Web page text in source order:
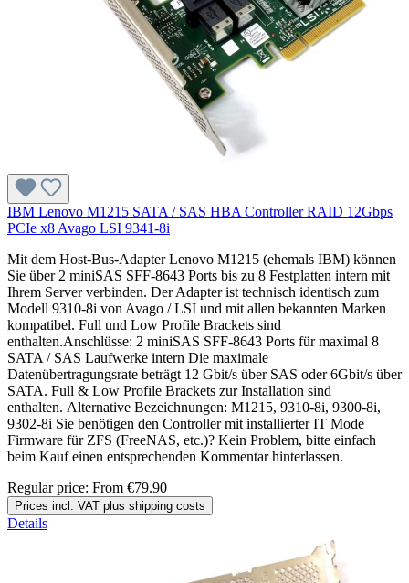
IBM Lenovo M1215 SATA / SAS HBA Controller RAID 12Gbps
PCIe x8 Avago LSI 9341-8i
Mit dem Host-Bus-Adapter Lenovo M1215 (ehemals IBM) können
Sie über 2 miniSAS SFF-8643 Ports bis zu 8 Festplatten intern mit
Ihrem Server verbinden. Der Adapter ist technisch identisch zum
Modell 9310-8i von Avago / LSI und mit allen bekannten Marken
kompatibel. Full und Low Profile Brackets sind
enthalten.Anschlüsse: 2 miniSAS SFF-8643 Ports für maximal 8
SATA / SAS Laufwerke intern Die maximale
Datenübertragungsrate beträgt 12 Gbit/s über SAS oder 6Gbit/s über
SATA. Full & Low Profile Brackets zur Installation sind
enthalten. Alternative Bezeichnungen: M1215, 9310-8i, 9300-8i,
9302-8i Sie benötigen den Controller mit installierter IT Mode
Firmware für ZFS (FreeNAS, etc.)? Kein Problem, bitte einfach
beim Kauf einen entsprechenden Kommentar hinterlassen.
Regular price: From €79.90
Prices incl. VAT plus shipping costs
Details